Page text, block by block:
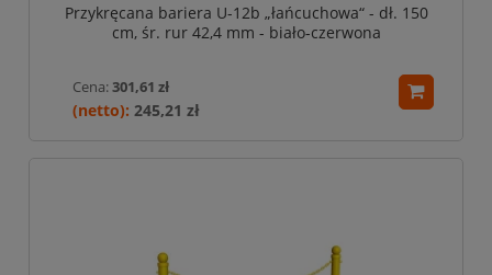
Przykręcana bariera U-12b „łańcuchowa“ - dł. 150
cm, śr. rur 42,4 mm - biało-czerwona
Cena:301,61 zł
245,21 zł